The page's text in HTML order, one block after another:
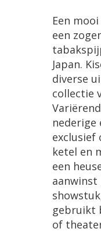
Een
een
Japan.
diverse
collectie
nederige
exclusief
ketel en
een
gebruikt
of